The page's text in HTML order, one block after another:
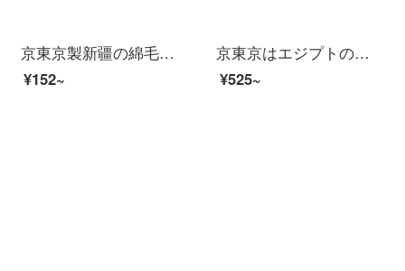
京東京製新疆の綿毛のタオル125 gの白い一枚の条に厚くて柔らかいタオルを拭いてください。
¥152~
京東京はエジプトの長い綿花バスタオルを作って、灰色の緑色を使います。
¥525~